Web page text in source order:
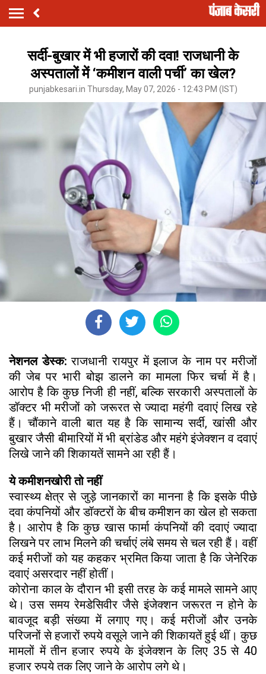
सर्दी-बुखार में भी हजारों की दवा! राजधानी के
अस्पतालों में ‘कमीशन वाली पर्ची’ का खेल?
punjabkesari.in Thursday, May 07, 2026 - 12:43 PM (IST)
नेशनल डेस्क:राजधानी रायपुर में इलाज के नाम पर मरीजों
की जेब पर भारी बोझ डालने का मामला फिर चर्चा में है।
आरोप है कि कुछ निजी ही नहीं, बल्कि सरकारी अस्पतालों के
डॉक्टर भी मरीजों को जरूरत से ज्यादा महंगी दवाएं लिख रहे
हैं। चौंकाने वाली बात यह है कि सामान्य सर्दी, खांसी और
बुखार जैसी बीमारियों में भी ब्रांडेड और महंगे इंजेक्शन व दवाएं
लिखे जाने की शिकायतें सामने आ रही हैं।
ये कमीशनखोरी तो नहीं
स्वास्थ्य क्षेत्र से जुड़े जानकारों का मानना है कि इसके पीछे
दवा कंपनियों और डॉक्टरों के बीच कमीशन का खेल हो सकता
है। आरोप है कि कुछ खास फार्मा कंपनियों की दवाएं ज्यादा
लिखने पर लाभ मिलने की चर्चाएं लंबे समय से चल रही हैं। वहीं
कई मरीजों को यह कहकर भ्रमित किया जाता है कि जेनेरिक
दवाएं असरदार नहीं होतीं।
कोरोना काल के दौरान भी इसी तरह के कई मामले सामने आए
थे। उस समय रेमडेसिवीर जैसे इंजेक्शन जरूरत न होने के
बावजूद बड़ी संख्या में लगाए गए। कई मरीजों और उनके
परिजनों से हजारों रुपये वसूले जाने की शिकायतें हुई थीं। कुछ
मामलों में तीन हजार रुपये के इंजेक्शन के लिए 35 से 40
हजार रुपये तक लिए जाने के आरोप लगे थे।